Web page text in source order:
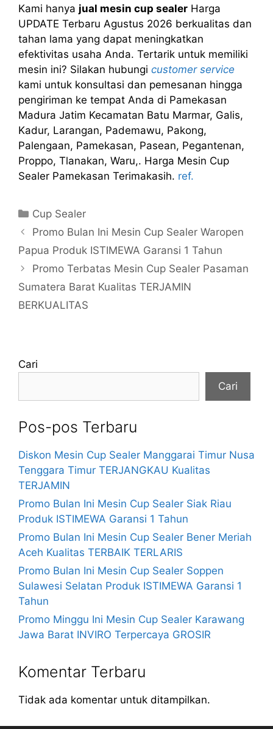
Kami hanya jual mesin cup sealer Harga
UPDATE Terbaru Agustus 2026 berkualitas dan
tahan lama yang dapat meningkatkan
efektivitas usaha Anda. Tertarik untuk memiliki
mesin ini? Silakan hubungi customer service
kami untuk konsultasi dan pemesanan hingga
pengiriman ke tempat Anda di Pamekasan
Madura Jatim Kecamatan Batu Marmar, Galis,
Kadur, Larangan, Pademawu, Pakong,
Palengaan, Pamekasan, Pasean, Pegantenan,
Proppo, Tlanakan, Waru,. Harga Mesin Cup
Sealer Pamekasan Terimakasih. ref.
Kategori
Cup Sealer
Promo Bulan Ini Mesin Cup Sealer Waropen
Papua Produk ISTIMEWA Garansi 1 Tahun
Promo Terbatas Mesin Cup Sealer Pasaman
Sumatera Barat Kualitas TERJAMIN
BERKUALITAS
Cari
Cari
Pos-pos Terbaru
Diskon Mesin Cup Sealer Manggarai Timur Nusa
Tenggara Timur TERJANGKAU Kualitas
TERJAMIN
Promo Bulan Ini Mesin Cup Sealer Siak Riau
Produk ISTIMEWA Garansi 1 Tahun
Promo Bulan Ini Mesin Cup Sealer Bener Meriah
Aceh Kualitas TERBAIK TERLARIS
Promo Bulan Ini Mesin Cup Sealer Soppen
Sulawesi Selatan Produk ISTIMEWA Garansi 1
Tahun
Promo Minggu Ini Mesin Cup Sealer Karawang
Jawa Barat INVIRO Terpercaya GROSIR
Komentar Terbaru
Tidak ada komentar untuk ditampilkan.